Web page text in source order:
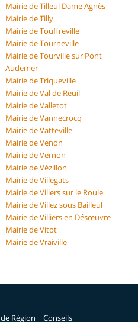
Mairie de Tilleul Dame Agnès
Mairie de Tilly
Mairie de Touffreville
Mairie de Tourneville
Mairie de Tourville sur Pont
Audemer
Mairie de Triqueville
Mairie de Val de Reuil
Mairie de Valletot
Mairie de Vannecrocq
Mairie de Vatteville
Mairie de Venon
Mairie de Vernon
Mairie de Vézillon
Mairie de Villegats
Mairie de Villers sur le Roule
Mairie de Villez sous Bailleul
Mairie de Villiers en Désœuvre
Mairie de Vitot
Mairie de Vraiville
Région Conseils